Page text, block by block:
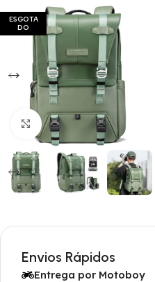
ESGOTA
DO
Clique para ampliar
Envios Rápidos
Entrega por Motoboy